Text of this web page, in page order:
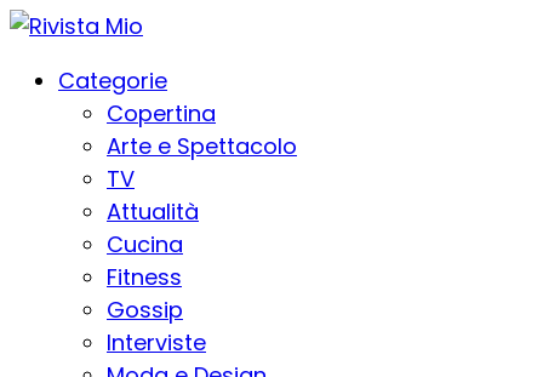
Categorie
Copertina
Arte e Spettacolo
TV
Attualità
Cucina
Fitness
Gossip
Interviste